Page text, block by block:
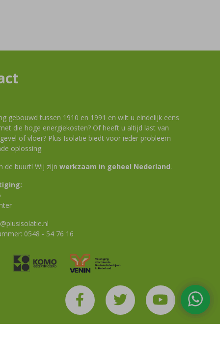
gebouwd tussen 1910 en 1991 en wilt u eindelijk eens
die hoge energiekosten? Of heeft u altijd last van
of vloer? Plus Isolatie biedt voor ieder probleem
oplossing.
de buurt! Wij zijn werkzaam in geheel Nederland.
0548 - 54 76 16